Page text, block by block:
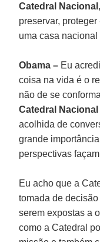
Catedral Nacional
preservar,
uma casa nacional
Obama – Eu
coisa na vida é o
não de se
Catedral
acolhida de
grande
perspectivas
Eu acho que a
tomada de
serem expostas a
como a Catedral